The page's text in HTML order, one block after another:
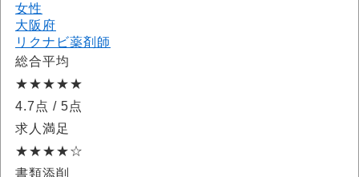
女性
大阪府
リクナビ薬剤師
総合平均
★★★★★
4.7点 / 5点
求人満足
★★★★☆
書類添削